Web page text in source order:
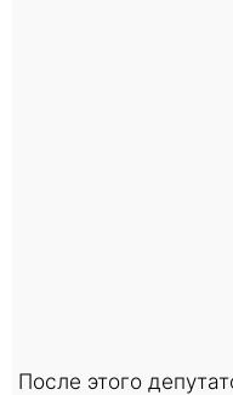
После этого